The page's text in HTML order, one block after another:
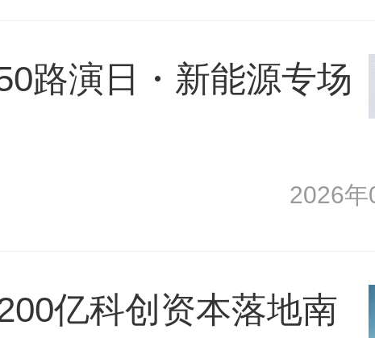
路演日・新能源专场
2026
亿科创资本落地南